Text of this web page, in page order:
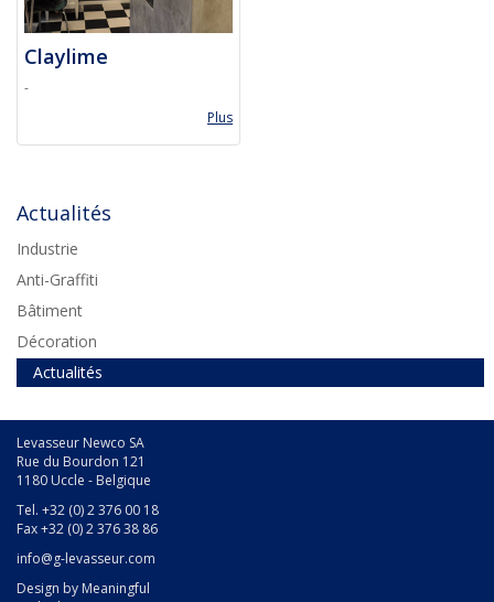
Claylime
-
Plus
Actualités
Industrie
Anti-Graffiti
Bâtiment
Décoration
Actualités
Levasseur Newco SA
Rue du Bourdon 121
1180 Uccle - Belgique
Tel. +32 (0) 2 376 00 18
Fax +32 (0) 2 376 38 86
info@g-levasseur.com
Design by Meaningful